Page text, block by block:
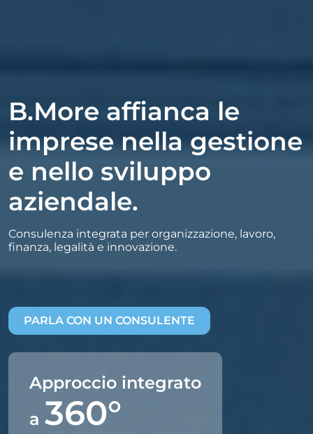
B.More affianca le
imprese nella gestione
e nello sviluppo
aziendale.
Consulenza integrata per organizzazione, lavoro,
finanza, legalità e innovazione.
PARLA CON UN CONSULENTE
Approccio integrato
a 360°